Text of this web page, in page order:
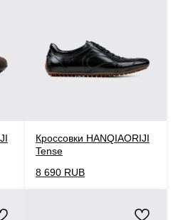
Кроссовки HANQIAORIJI
Tense
8 690 RUB